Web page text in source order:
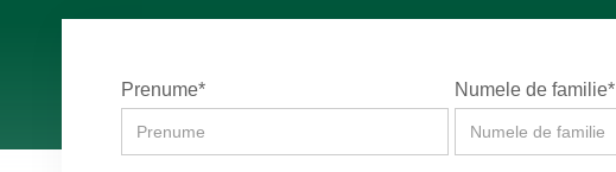
Prenume* Numele de familie*